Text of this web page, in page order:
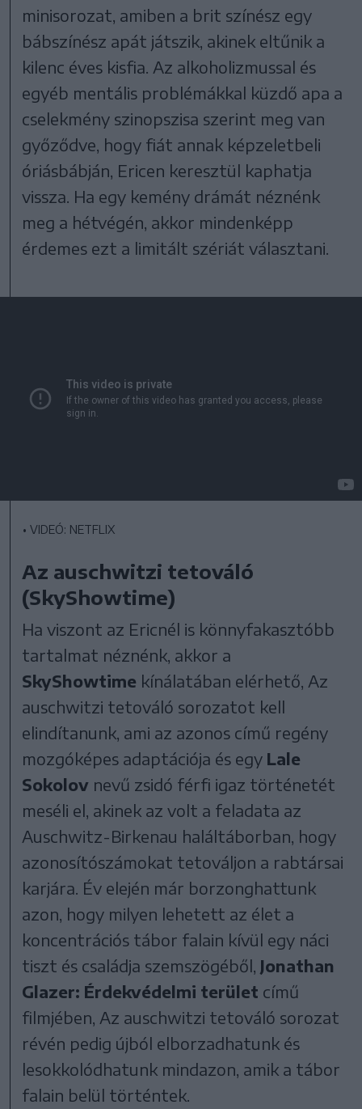
minisorozat, amiben a brit színész egy
bábszínész apát játszik, akinek eltűnik a
kilenc éves kisfia. Az alkoholizmussal és
egyéb mentális problémákkal küzdő apa a
cselekmény szinopszisa szerint meg van
győződve, hogy fiát annak képzeletbeli
óriásbábján, Ericen keresztül kaphatja
vissza. Ha egy kemény drámát néznénk
meg a hétvégén, akkor mindenképp
érdemes ezt a limitált szériát választani.
• VIDEÓ: NETFLIX
Az auschwitzi tetováló
(SkyShowtime)
Ha viszont az Ericnél is könnyfakasztóbb
tartalmat néznénk, akkor a
SkyShowtime kínálatában elérhető, Az
auschwitzi tetováló sorozatot kell
elindítanunk, ami az azonos című regény
mozgóképes adaptációja és egy Lale
Sokolov nevű zsidó férfi igaz történetét
meséli el, akinek az volt a feladata az
Auschwitz-Birkenau haláltáborban, hogy
azonosítószámokat tetováljon a rabtársai
karjára. Év elején már borzonghattunk
azon, hogy milyen lehetett az élet a
koncentrációs tábor falain kívül egy náci
tiszt és családja szemszögéből, Jonathan
Glazer: Érdekvédelmi terület című
filmjében, Az auschwitzi tetováló sorozat
révén pedig újból elborzadhatunk és
lesokkolódhatunk mindazon, amik a tábor
falain belül történtek.